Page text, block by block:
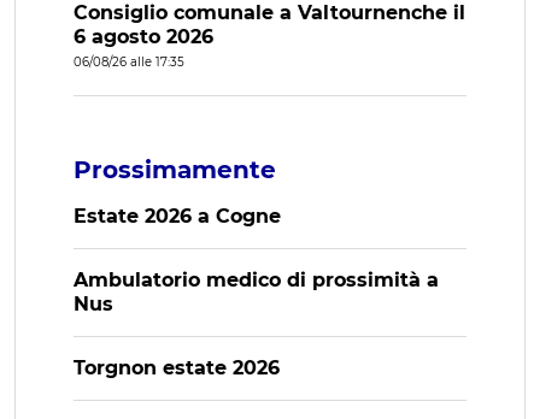
Consiglio comunale a Valtournenche il
6 agosto 2026
06/08/26 alle 17:35
Prossimamente
Estate 2026 a Cogne
Ambulatorio medico di prossimità a
Nus
Torgnon estate 2026